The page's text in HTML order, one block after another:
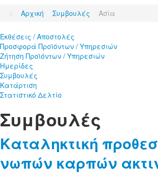
Αρχική
Συμβουλές Ασία
Εκθέσεις / Αποστολές
Προσφορά Προϊόντων / Υπηρεσιών
Ζήτηση Προϊόντων / Υπηρεσιών
Ημερίδες
Συμβουλές
Κατάρτιση
Στατιστικό Δελτίο
Συμβουλές
Καταληκτική
νωπών καρπών